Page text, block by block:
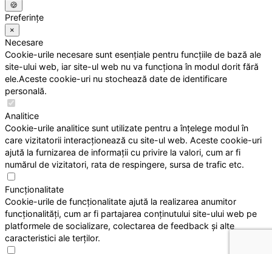
🍪
Preferințe
×
Necesare
Cookie-urile necesare sunt esențiale pentru funcțiile de bază ale
site-ului web, iar site-ul web nu va funcționa în modul dorit fără
ele.Aceste cookie-uri nu stochează date de identificare
personală.
Analitice
Cookie-urile analitice sunt utilizate pentru a înțelege modul în
care vizitatorii interacționează cu site-ul web. Aceste cookie-uri
ajută la furnizarea de informații cu privire la valori, cum ar fi
numărul de vizitatori, rata de respingere, sursa de trafic etc.
Funcționalitate
Cookie-urile de funcționalitate ajută la realizarea anumitor
funcționalități, cum ar fi partajarea conținutului site-ului web pe
platformele de socializare, colectarea de feedback și alte
caracteristici ale terților.